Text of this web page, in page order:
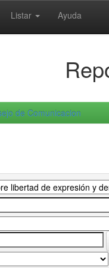
Listar Ayuda
de Comunicacion